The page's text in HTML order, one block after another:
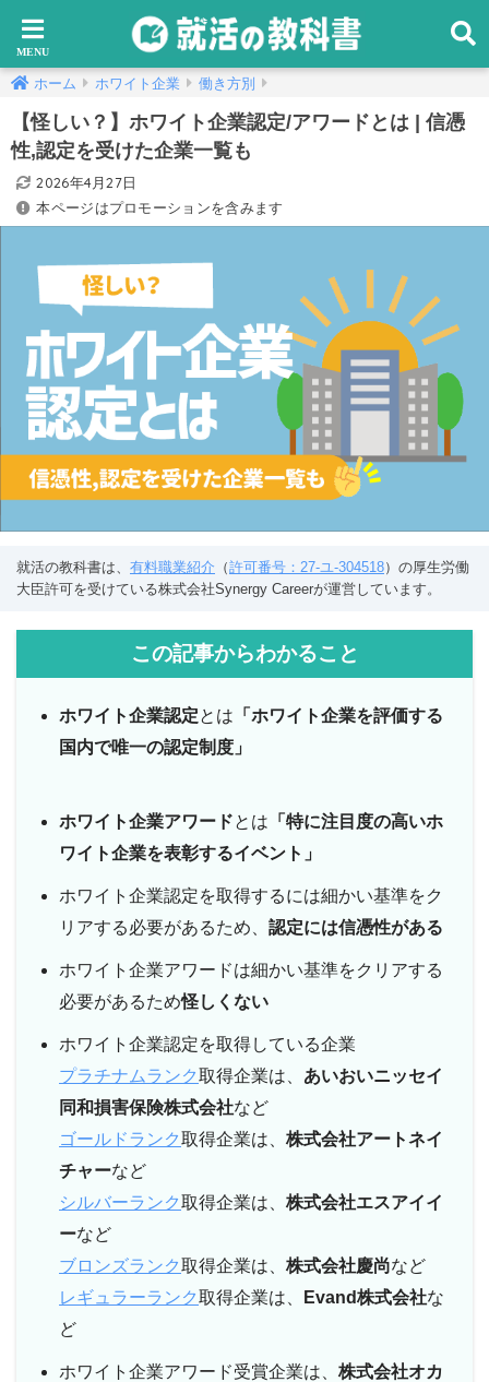
ホーム ホワイト企業 働き方別
【怪しい？】ホワイト企業認定/アワードとは | 信憑
性,認定を受けた企業一覧も
2026年4月27日
本ページはプロモーションを含みます
就活の教科書は、 有料職業紹介 （許可番号：27-ユ-304518）の厚生労働
大臣許可を受けている株式会社Synergy Careerが運営しています。
この記事からわかること
ホワイト企業認定とは 「ホワイト企業を評価する
国内で唯一の認定制度」
ホワイト企業アワードとは 「特に注目度の高いホ
ワイト企業を表彰するイベント」
ホワイト企業認定を取得するには細かい基準をク
リアする必要があるため、 認定には信憑性がある
ホワイト企業アワードは細かい基準をクリアする
必要があるため怪しくない
ホワイト企業認定を取得している企業
プラチナムランク取得企業は、 あいおいニッセイ
同和損害保険株式会社など
ゴールドランク取得企業は、 株式会社アートネイ
チャーなど
シルバーランク取得企業は、 株式会社エスアイイ
ーなど
ブロンズランク取得企業は、 株式会社慶尚など
レギュラーランク取得企業は、 Evand株式会社な
ど
ホワイト企業アワード受賞企業は、 株式会社オカ